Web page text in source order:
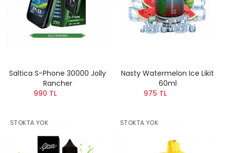
Saltica S-Phone 30000 Jolly
Rancher
990 TL
Nasty Watermelon Ice Likit
60ml
975 TL
STOKTA YOK STOKTA YOK